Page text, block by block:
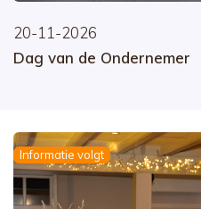
20-11-2026
Dag van de Ondernemer
Informatie volgt